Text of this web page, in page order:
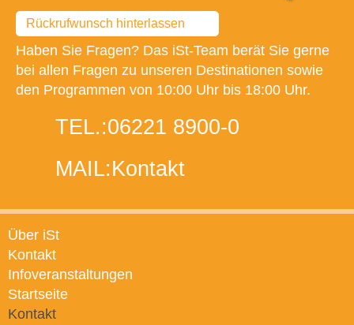
Rückrufwunsch hinterlassen
Haben Sie Fragen? Das iSt-Team berät Sie gerne
bei allen Fragen zu unseren Destinationen sowie
den Programmen von 10:00 Uhr bis 18:00 Uhr.
TEL.:06221 8900-0
MAIL:Kontakt
Über iSt
Kontakt
Infoveranstaltungen
Startseite
Kontakt